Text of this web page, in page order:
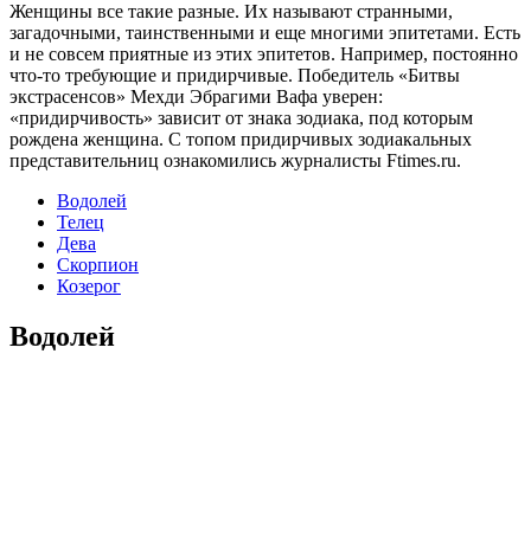
Женщины все такие разные. Их называют странными,
загадочными, таинственными и еще многими эпитетами. Есть
и не совсем приятные из этих эпитетов. Например, постоянно
что-то требующие и придирчивые. Победитель «Битвы
экстрасенсов» Мехди Эбрагими Вафа уверен:
«придирчивость» зависит от знака зодиака, под которым
рождена женщина. С топом придирчивых зодиакальных
представительниц ознакомились журналисты Ftimes.ru.
Водолей
Телец
Дева
Скорпион
Козерог
Водолей